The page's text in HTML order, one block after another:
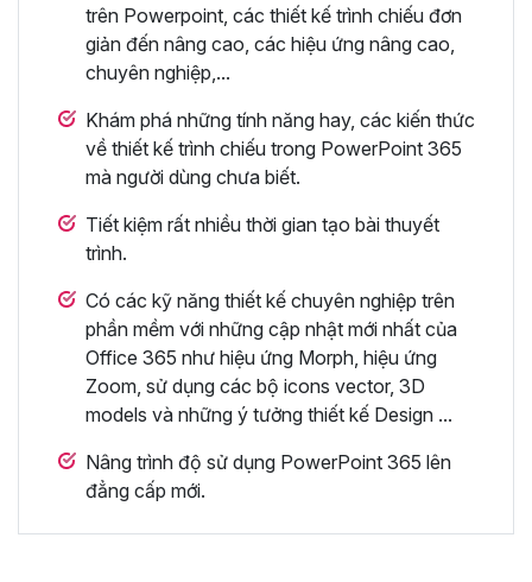
trên Powerpoint, các thiết kế trình chiếu đơn
giản đến nâng cao, các hiệu ứng nâng cao,
chuyên nghiệp,...
Khám phá những tính năng hay, các kiến thức
về thiết kế trình chiếu trong PowerPoint 365
mà người dùng chưa biết.
Tiết kiệm rất nhiều thời gian tạo bài thuyết
trình.
Có các kỹ năng thiết kế chuyên nghiệp trên
phần mềm với những cập nhật mới nhất của
Office 365 như hiệu ứng Morph, hiệu ứng
Zoom, sử dụng các bộ icons vector, 3D
models và những ý tưởng thiết kế Design ...
Nâng trình độ sử dụng PowerPoint 365 lên
đẳng cấp mới.